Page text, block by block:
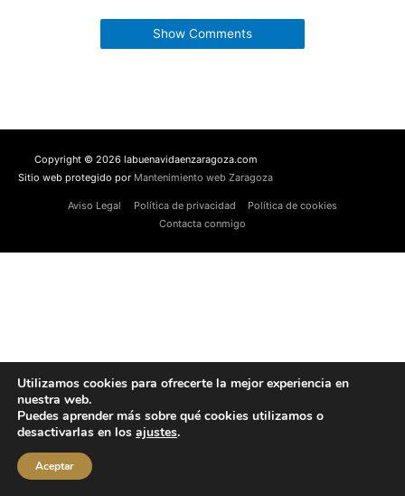
Show Comments
Copyright © 2026 labuenavidaenzaragoza.com
Sitio web protegido por Mantenimiento web Zaragoza
Aviso Legal Política de privacidad
Política de cookies
Contacta conmigo
Utilizamos cookies para ofrecerte la mejor experiencia en
nuestra web.
Puedes aprender más sobre qué cookies utilizamos o
desactivarlas en los ajustes.
Aceptar